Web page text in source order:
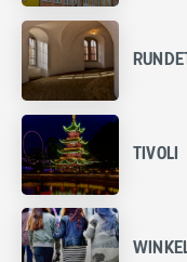
TIVOLI